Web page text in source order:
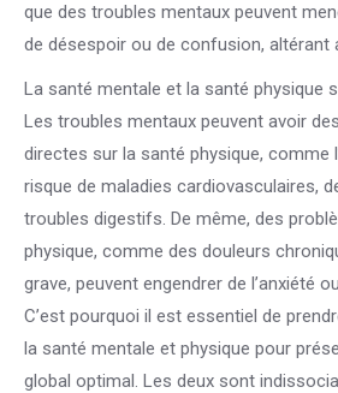
que des troubles mentaux peuvent
de désespoir ou de confusion, altérant
La santé mentale et la santé physique
Les troubles mentaux peuvent avoir
directes sur la santé physique, comme
risque de maladies cardiovasculaires,
troubles digestifs. De même, des
physique, comme des douleurs
grave, peuvent engendrer de l’anxiété
C’est pourquoi il est essentiel de
la santé mentale et physique pour
global optimal. Les deux sont